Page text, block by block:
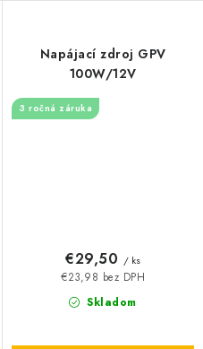
Napájací zdroj GPV
100W/12V
3 ročná záruka
Skladom
€23,98 bez DPH
€29,50 / ks